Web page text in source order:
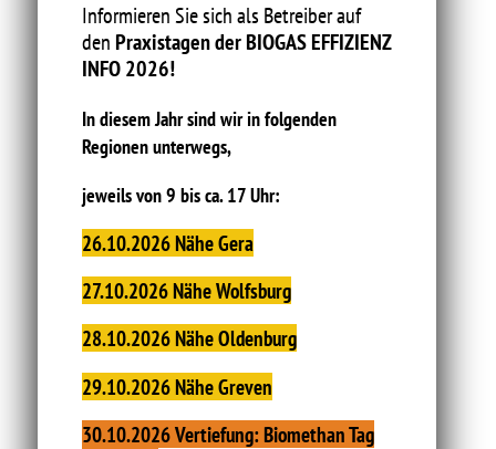
Informieren Sie sich als Betreiber auf
denPraxistagen der BIOGAS EFFIZIENZ
INFO 2026!
In diesem Jahr sind wir in folgenden
Regionen unterwegs,
jeweils von 9 bis ca. 17 Uhr:
26.10.2026Nähe Gera
27.10.2026Nähe Wolfsburg
28.10.2026Nähe Oldenburg
29.10.2026Nähe Greven
30.10.2026 Vertiefung: Biomethan Tag